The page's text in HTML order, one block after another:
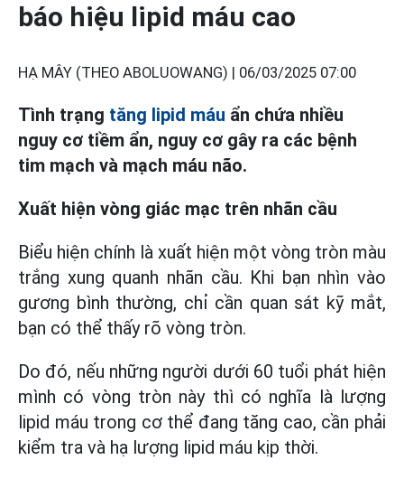
báo hiệu lipid máu cao
HẠ MÂY (THEO ABOLUOWANG) | 06/03/2025 07:00
Tình trạng tăng lipid máu ẩn chứa nhiều
nguy cơ tiềm ẩn, nguy cơ gây ra các bệnh
tim mạch và mạch máu não.
Xuất hiện vòng giác mạc trên nhãn cầu
Biểu hiện chính là xuất hiện một vòng tròn màu
trắng xung quanh nhãn cầu. Khi bạn nhìn vào
gương bình thường, chỉ cần quan sát kỹ mắt,
bạn có thể thấy rõ vòng tròn.
Do đó, nếu những người dưới 60 tuổi phát hiện
mình có vòng tròn này thì có nghĩa là lượng
lipid máu trong cơ thể đang tăng cao, cần phải
kiểm tra và hạ lượng lipid máu kịp thời.